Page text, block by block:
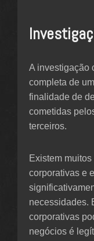
A investigação
completa de
finalidade de
cometidas
terceiros.
Existem
corporativas e
necessidades.
corporativas
negócios é